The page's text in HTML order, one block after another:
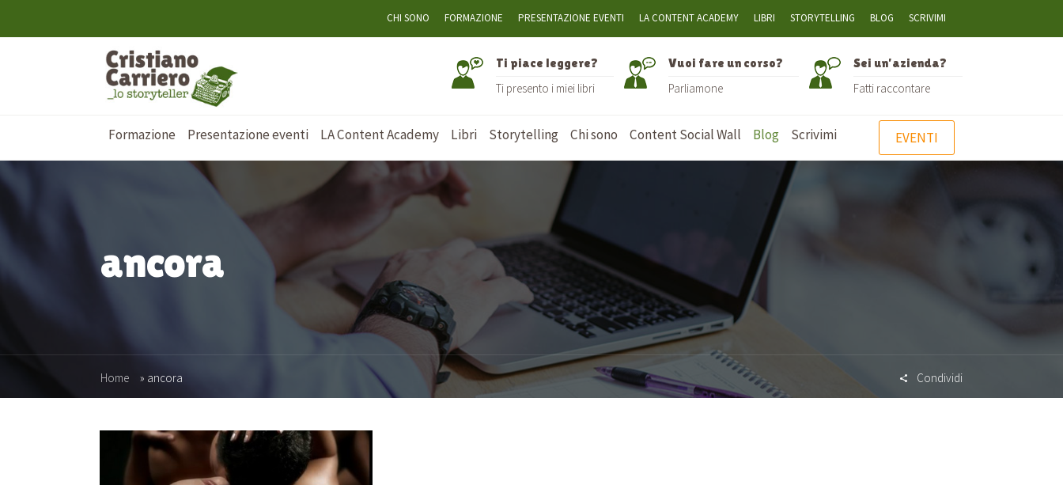
CHI SONO FORMAZIONE PRESENTAZIONE EVENTI LA CONTENT ACADEMY LIBRI STORYTELLING BLOG SCRIVIMI
Sei un’azienda?
Fatti raccontare
Vuoi fare un corso?
Parliamone
Ti piace leggere?
Ti presento i miei libri
Formazione Presentazione eventi LA Content Academy Libri Storytelling Chi sono Content Social Wall Blog Scrivimi EVENTI
ancora
Home » ancora Condividi